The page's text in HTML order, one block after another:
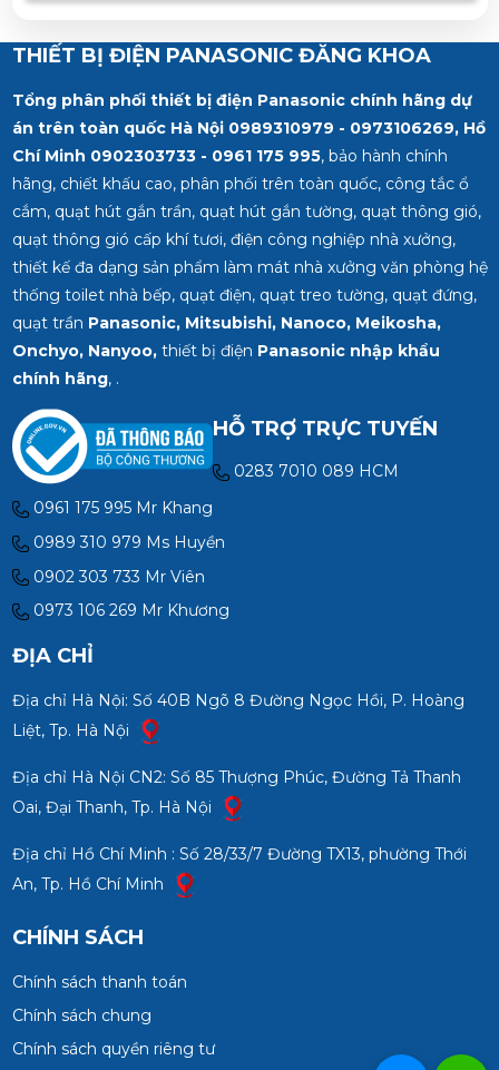
THIẾT BỊ ĐIỆN PANASONIC ĐĂNG KHOA
Tổng phân phối thiết bị điện Panasonic chính hãng dự
án trên toàn quốc Hà Nội 0989310979 - 0973106269, Hồ
Chí Minh 0902303733 - 0961 175 995, bảo hành chính
hãng, chiết khấu cao, phân phối trên toàn quốc, công tắc ổ
cắm, quạt hút gắn trần, quạt hút gắn tường, quạt thông gió,
quạt thông gió cấp khí tươi, điện công nghiệp nhà xưởng,
thiết kế đa dạng sản phẩm làm mát nhà xưởng văn phòng hệ
thống toilet nhà bếp, quạt điện, quạt treo tường, quạt đứng,
quạt trần Panasonic, Mitsubishi, Nanoco, Meikosha,
Onchyo, Nanyoo,thiết bị điện Panasonic nhập khẩu
chính hãng, .
HỖ TRỢ TRỰC TUYẾN
0283 7010 089 HCM
0961 175 995 Mr Khang
0989 310 979 Ms Huyền
0902 303 733 Mr Viên
0973 106 269 Mr Khương
ĐỊA CHỈ
Địa chỉ Hà Nội: Số 40B Ngõ 8 Đường Ngọc Hồi, P. Hoàng
Liệt, Tp. Hà Nội
Địa chỉ Hà Nội CN2: Số 85 Thượng Phúc, Đường Tả Thanh
Oai, Đại Thanh, Tp. Hà Nội
Địa chỉ Hồ Chí Minh : Số 28/33/7 Đường TX13, phường Thới
An, Tp. Hồ Chí Minh
CHÍNH SÁCH
Chính sách thanh toán
Chính sách chung
Chính sách quyền riêng tư